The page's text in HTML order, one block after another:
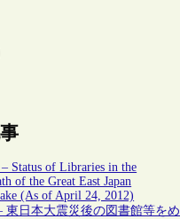
– Status of Libraries in the
of the Great East Japan
(As of April 24, 2012)
東日本大震災後の図書館等をめ